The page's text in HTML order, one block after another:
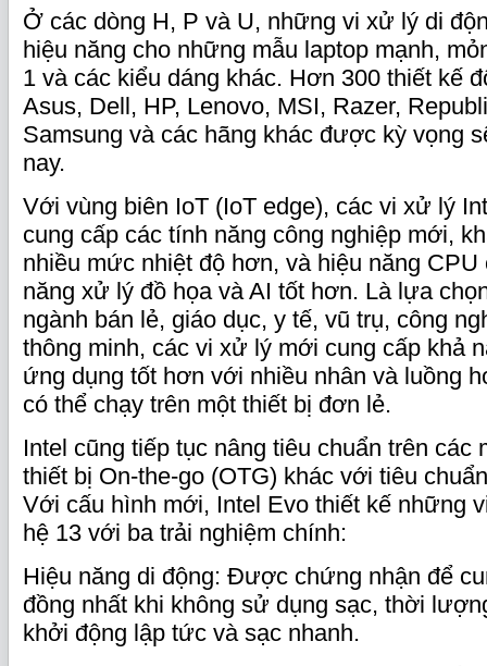
Ở các dòng H, P và U, những vi xử lý di
hiệu năng cho những mẫu laptop mạnh,
1 và các kiểu dáng khác. Hơn 300 thiết kế
Asus, Dell, HP, Lenovo, MSI, Razer,
Samsung và các hãng khác được kỳ vọng
nay.
Với vùng biên IoT (IoT edge), các vi xử lý
cung cấp các tính năng công nghiệp mới,
nhiều mức nhiệt độ hơn, và hiệu năng
năng xử lý đồ họa và AI tốt hơn. Là lựa
ngành bán lẻ, giáo dục, y tế, vũ trụ, công
thông minh, các vi xử lý mới cung cấp khả
ứng dụng tốt hơn với nhiều nhân và luồng
có thể chạy trên một thiết bị đơn lẻ.
Intel cũng tiếp tục nâng tiêu chuẩn trên các
thiết bị On-the-go (OTG) khác với tiêu
Với cấu hình mới, Intel Evo thiết kế những
hệ 13 với ba trải nghiệm chính:
Hiệu năng di động: Được chứng nhận để
đồng nhất khi không sử dụng sạc, thời
khởi động lập tức và sạc nhanh.